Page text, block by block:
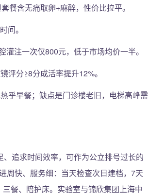
餐含无痛取卵+麻醉，性价比拉平。
间。
注一次仅800元，低于市场均价一半。
评分≥8分成活率提升12%。
乎早餐；缺点是门诊楼老旧，电梯高峰需
追求时间效率，可作为公立排号过长的
周快、服务细：当天检查次日建档，7天
餐、陪护床。实验室与锦欣集团上海中